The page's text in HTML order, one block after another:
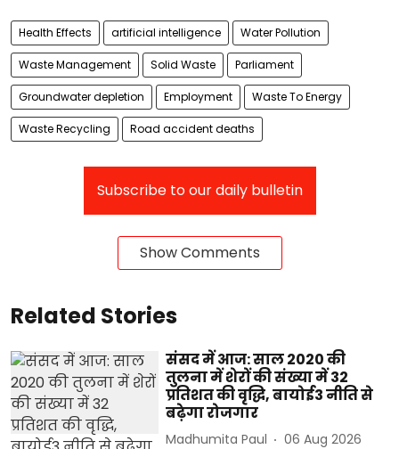
Health Effects artificial intelligence Water Pollution
Waste Management Solid Waste Parliament
Groundwater depletion Employment Waste To Energy
Waste Recycling Road accident deaths
Subscribe to our daily bulletin
Show Comments
Related Stories
संसद में आज: साल 2020 की
तुलना में शेरों की संख्या में 32
प्रतिशत की वृद्धि, बायोई3 नीति से
बढ़ेगा रोजगार
Madhumita Paul 06 Aug 2026